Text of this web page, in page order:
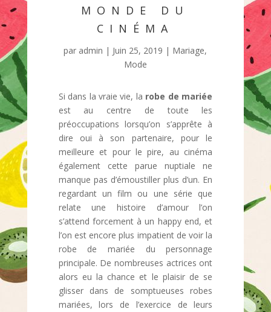
MONDE DU
CINÉMA
par admin | Juin 25, 2019 | Mariage,
Mode
Si dans la vraie vie, la robe de mariée
est au centre de toute les
préoccupations lorsqu’on s’apprête à
dire oui à son partenaire, pour le
meilleure et pour le pire, au cinéma
également cette parue nuptiale ne
manque pas d’émoustiller plus d’un. En
regardant un film ou une série que
relate une histoire d’amour l’on
s’attend forcement à un happy end, et
l’on est encore plus impatient de voir la
robe de mariée du personnage
principale. De nombreuses actrices ont
alors eu la chance et le plaisir de se
glisser dans de somptueuses robes
mariées, lors de l’exercice de leurs